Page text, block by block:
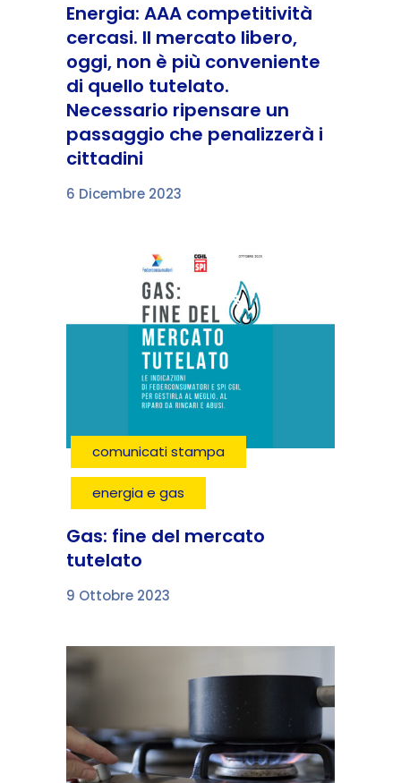
Energia: AAA competitività
cercasi. Il mercato libero,
oggi, non è più conveniente
di quello tutelato.
Necessario ripensare un
passaggio che penalizzerà i
cittadini
6 Dicembre 2023
comunicati stampa
energia e gas
Gas: fine del mercato
tutelato
9 Ottobre 2023